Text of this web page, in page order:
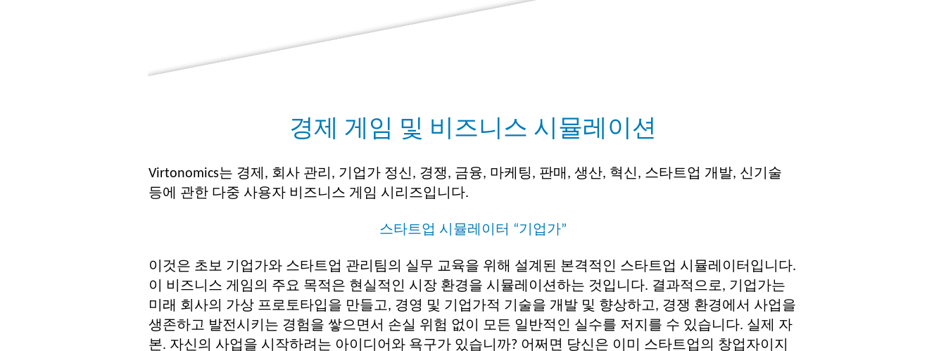
경제 게임 및 비즈니스 시뮬레이션
Virtonomics는 경제, 회사 관리, 기업가 정신, 경쟁, 금융, 마케팅, 판매, 생산, 혁신, 스타트업 개발, 신기술
등에 관한 다중 사용자 비즈니스 게임 시리즈입니다.
스타트업 시뮬레이터 “기업가”
이것은 초보 기업가와 스타트업 관리팀의 실무 교육을 위해 설계된 본격적인 스타트업 시뮬레이터입니다.
이 비즈니스 게임의 주요 목적은 현실적인 시장 환경을 시뮬레이션하는 것입니다. 결과적으로, 기업가는
미래 회사의 가상 프로토타입을 만들고, 경영 및 기업가적 기술을 개발 및 향상하고, 경쟁 환경에서 사업을
생존하고 발전시키는 경험을 쌓으면서 손실 위험 없이 모든 일반적인 실수를 저지를 수 있습니다. 실제 자
본. 자신의 사업을 시작하려는 아이디어와 욕구가 있습니까? 어쩌면 당신은 이미 스타트업의 창업자이지